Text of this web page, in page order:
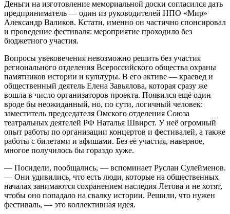
Деньги на изготовление мемориальной доски согласился дать
предприниматель — один из руководителей НПО «Мир»
Александр Валиков. Кстати, именно он частично спонсировал
и проведение фестиваля: мероприятие проходило без
бюджетного участия.
Вопросы увековечения невозможно решить без участия
регионального отделения Всероссийского общества охраны
памятников истории и культуры. В его активе — краевед и
общественный деятель Елена Завьялова, которая сразу же
вошла в число организаторов проекта. Появился ещё один
вроде бы неожиданный, но, по сути, логичный человек:
заместитель председателя Омского отделения Союза
театральных деятелей РФ Наталья Швирст. У неё огромный
опыт работы по организации концертов и фестивалей, а также
работы с билетами и афишами. Без её участия, наверное,
многое получилось бы гораздо хуже.
— Посидели, пообщались, — вспоминает Руслан Сулейменов.
— Они удивились, что есть люди, которые на общественных
началах занимаются сохранением наследия Летова и не хотят,
чтобы оно попадало на свалку истории. Решили, что нужен
фестиваль, — это коллективная идея.